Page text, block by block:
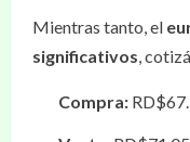
Mientras tanto, el
significativos,
Compra: